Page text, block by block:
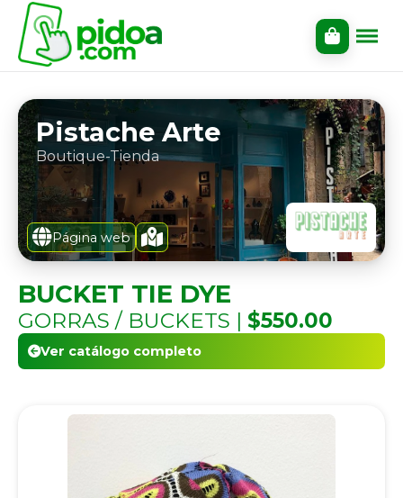
Pistache Arte
Boutique-Tienda
Página web
BUCKET TIE DYE
GORRAS / BUCKETS | $550.00
Ver catálogo completo